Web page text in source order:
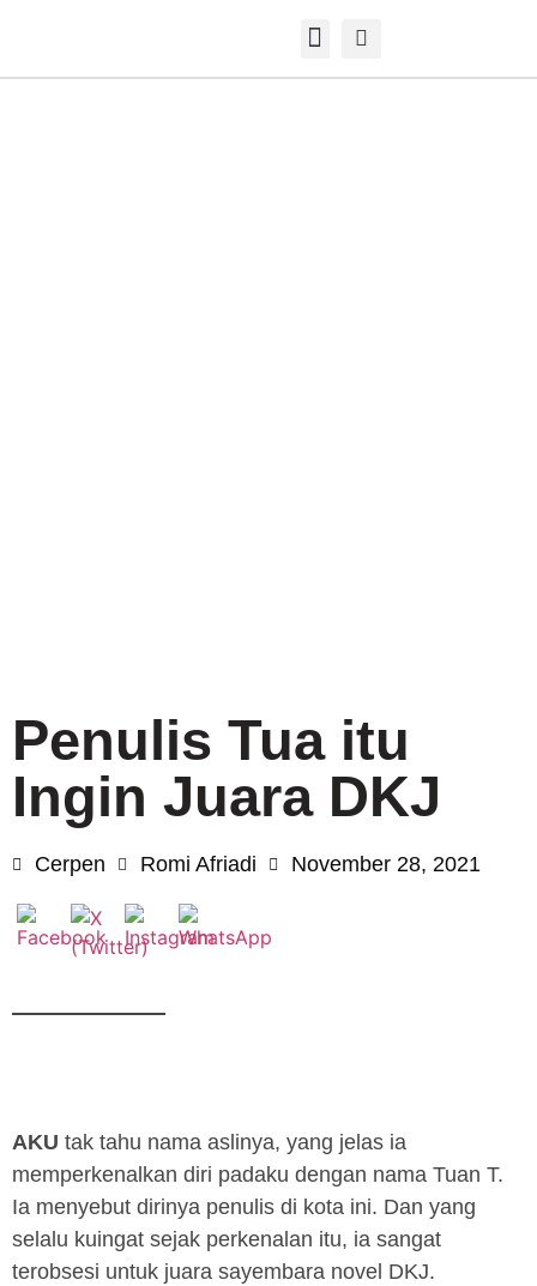
Penulis Tua itu
Ingin Juara DKJ
Cerpen Romi Afriadi November 28, 2021
AKU tak tahu nama aslinya, yang jelas ia
memperkenalkan diri padaku dengan nama Tuan T.
Ia menyebut dirinya penulis di kota ini. Dan yang
selalu kuingat sejak perkenalan itu, ia sangat
terobsesi untuk juara sayembara novel DKJ.